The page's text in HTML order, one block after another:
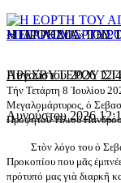
«ΠΑΡΡΗΣΙΑ»
Αυγούστου 2026
Η ΠΡΟΟΔΟΣ ΤΟΥ
ΠΡΕΣΒΥΤΕΡΟΥ
Αυγούστου 2026
Τήν Τετάρτη 8 Ἰουλίου
Μεγαλομάρτυρος, ὁ
Προφήτοῦ Ἠλιού
Στὸν λόγο του ὁ
Προκοπίου που μᾶς
πρότυπό μας γιὰ διαρκῆ